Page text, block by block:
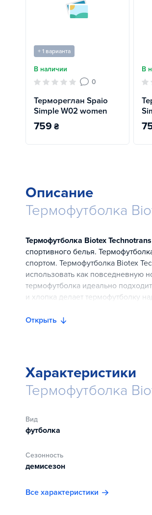
+ 1 варианта
В наличии
0
Термореглан Spaio
Simple W02 women
759 ₴
В
Описание
Термофутболка
Термофутболка Biotex
спортивного белья.
спортом. Термофутболка Biotex
использовать как повседневную
термофутболка идеально
и хлопка делает термофутболку
Открыть
Характеристики
Термофутболка
Вид
футболка
Сезонность
демисезон
Все характеристики